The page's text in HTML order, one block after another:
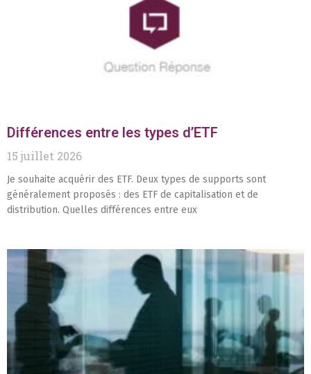
Différences entre les types d’ETF
15 juillet 2026
Je souhaite acquérir des ETF. Deux types de supports sont
généralement proposés : des ETF de capitalisation et de
distribution. Quelles différences entre eux